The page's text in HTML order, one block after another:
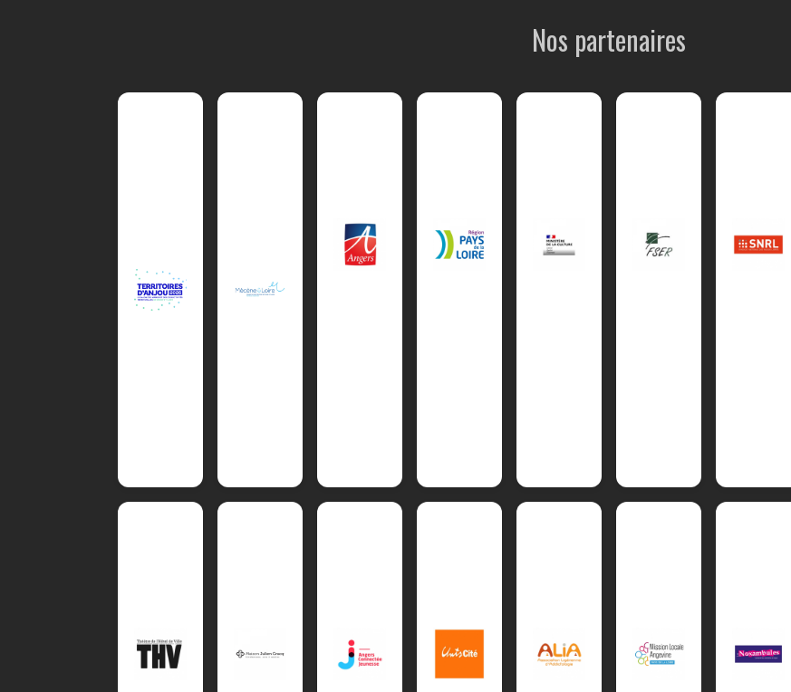
Nos partenaires